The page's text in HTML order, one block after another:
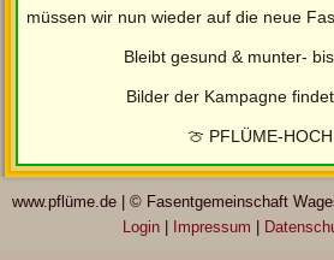
müssen wir nun wieder auf die neue
Bleibt gesund & munter-
Bilder der Kampagne
🍈 PFLÜME-
www.pflüme.de | © Fasentgemeinschaft
Login | Impressum |